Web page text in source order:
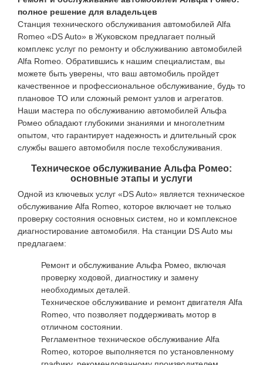
полное решение для владельцев
Станция технического обслуживания автомобилей Alfa
Romeo «DS Auto» в Жуковском предлагает полный
комплекс услуг по ремонту и обслуживанию автомобилей
Alfa Romeo. Обратившись к нашим специалистам, вы
можете быть уверены, что ваш автомобиль пройдет
качественное и профессиональное обслуживание, будь то
плановое ТО или сложный ремонт узлов и агрегатов.
Наши мастера по обслуживанию автомобилей Альфа
Ромео обладают глубокими знаниями и многолетним
опытом, что гарантирует надежность и длительный срок
службы вашего автомобиля после техобслуживания.
Техническое обслуживание Альфа Ромео:
основные этапы и услуги
Одной из ключевых услуг «DS Auto» является техническое
обслуживание Alfa Romeo, которое включает не только
проверку состояния основных систем, но и комплексное
диагностирование автомобиля. На станции DS Auto мы
предлагаем:
Ремонт и обслуживание Альфа Ромео, включая
проверку ходовой, диагностику и замену
необходимых деталей.
Техническое обслуживание и ремонт двигателя Alfa
Romeo, что позволяет поддерживать мотор в
отличном состоянии.
Регламентное техническое обслуживание Alfa
Romeo, которое выполняется по установленному